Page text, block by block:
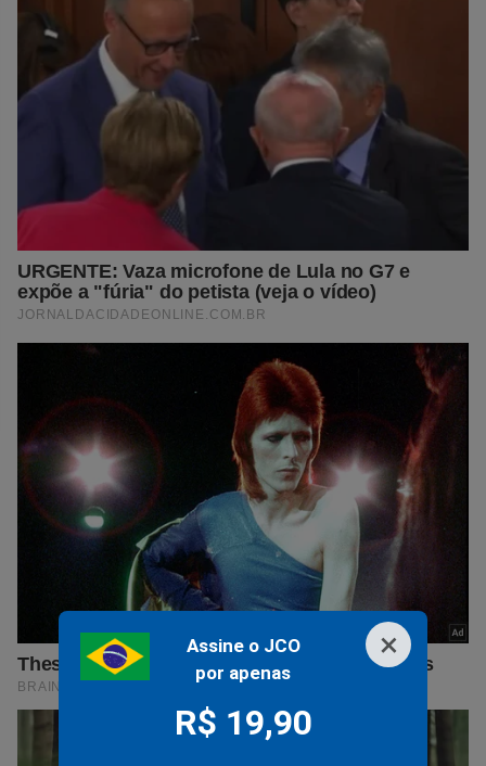
×
Assine o JCO
por apenas
R$ 19,90